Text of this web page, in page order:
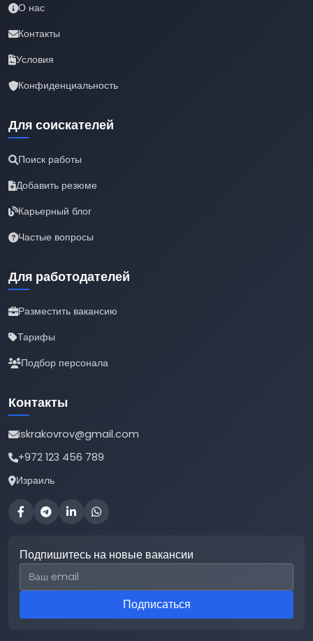
О нас
Контакты
Условия
Конфиденциальность
Для соискателей
Поиск работы
Добавить резюме
Карьерный блог
Частые вопросы
Для работодателей
Разместить вакансию
Тарифы
Подбор персонала
Контакты
iskrakovrov@gmail.com
+972 123 456 789
Израиль
Подпишитесь на новые вакансии
Email для подписки
Подписаться